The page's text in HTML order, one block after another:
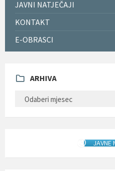
JAVNI NATJEČAJI
KONTAKT
E-OBRASCI
ARHIVA
JAVNE